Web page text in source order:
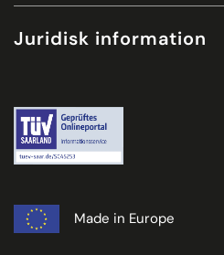
Juridisk information
Made in Europe